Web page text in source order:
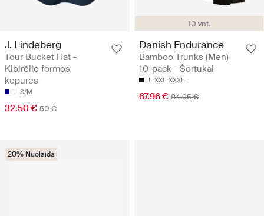
J. Lindeberg
Tour Bucket Hat -
Kibirėlio formos
kepurės
S/M
32.50 € 50 €
10 vnt.
Danish Endurance
Bamboo Trunks (Men)
10-pack - Šortukai
L XXL XXXL
67.96 € 84.95 €
20% Nuolaida